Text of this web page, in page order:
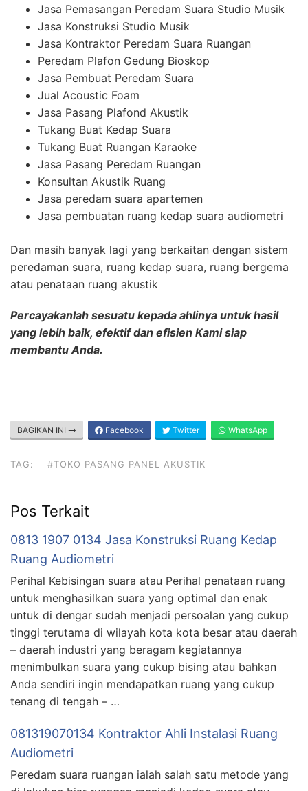
Jasa Pemasangan Peredam Suara Studio Musik
Jasa Konstruksi Studio Musik
Jasa Kontraktor Peredam Suara Ruangan
Peredam Plafon Gedung Bioskop
Jasa Pembuat Peredam Suara
Jual Acoustic Foam
Jasa Pasang Plafond Akustik
Tukang Buat Kedap Suara
Tukang Buat Ruangan Karaoke
Jasa Pasang Peredam Ruangan
Konsultan Akustik Ruang
Jasa peredam suara apartemen
Jasa pembuatan ruang kedap suara audiometri
Dan masih banyak lagi yang berkaitan dengan sistem
peredaman suara, ruang kedap suara, ruang bergema
atau penataan ruang akustik
Percayakanlah sesuatu kepada ahlinya untuk hasil
yang lebih baik, efektif dan efisien Kami siap
membantu Anda.
BAGIKAN INI Facebook Twitter WhatsApp
TAG: #TOKO PASANG PANEL AKUSTIK
Pos Terkait
0813 1907 0134 Jasa Konstruksi Ruang Kedap
Ruang Audiometri
Perihal Kebisingan suara atau Perihal penataan ruang
untuk menghasilkan suara yang optimal dan enak
untuk di dengar sudah menjadi persoalan yang cukup
tinggi terutama di wilayah kota kota besar atau daerah
– daerah industri yang beragam kegiatannya
menimbulkan suara yang cukup bising atau bahkan
Anda sendiri ingin mendapatkan ruang yang cukup
tenang di tengah – …
081319070134 Kontraktor Ahli Instalasi Ruang
Audiometri
Peredam suara ruangan ialah salah satu metode yang